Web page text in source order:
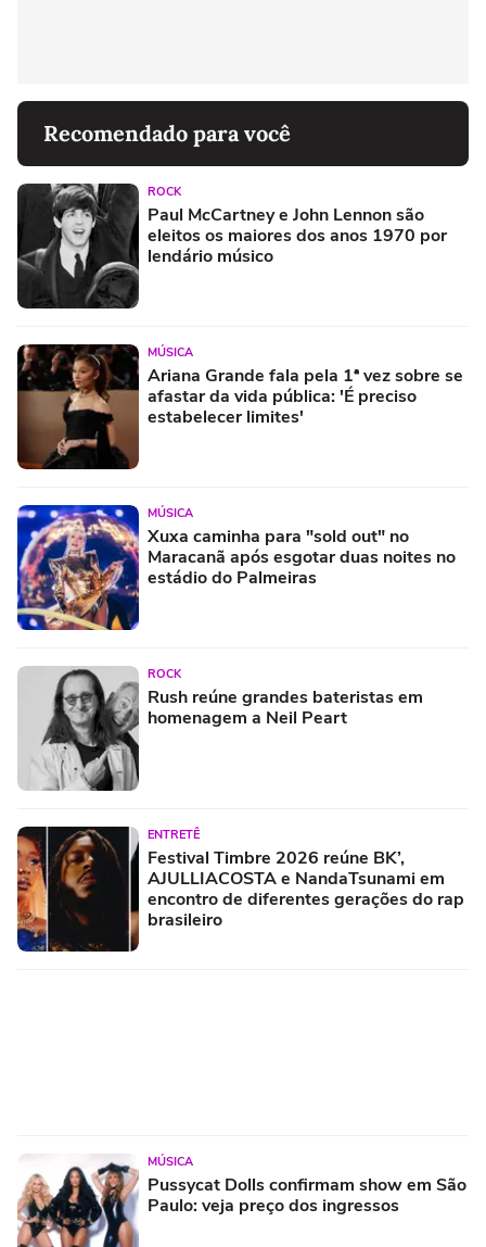
Recomendado para você
ROCK
Paul McCartney e John Lennon são
eleitos os maiores dos anos 1970 por
lendário músico
MÚSICA
Ariana Grande fala pela 1ª vez sobre se
afastar da vida pública: 'É preciso
estabelecer limites'
MÚSICA
Xuxa caminha para "sold out" no
Maracanã após esgotar duas noites no
estádio do Palmeiras
ROCK
Rush reúne grandes bateristas em
homenagem a Neil Peart
ENTRETÊ
Festival Timbre 2026 reúne BK’,
AJULLIACOSTA e NandaTsunami em
encontro de diferentes gerações do rap
brasileiro
MÚSICA
Pussycat Dolls confirmam show em São
Paulo: veja preço dos ingressos